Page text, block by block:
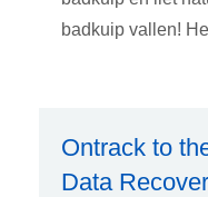
badkuip vallen!
Ontrack to
Data